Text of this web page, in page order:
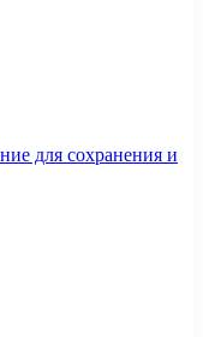
для сохранения и